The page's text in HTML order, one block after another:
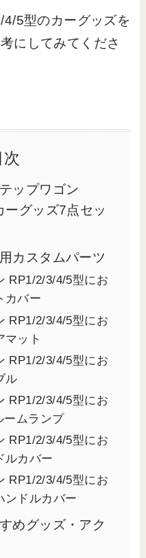
5型のカーグッズを
にしてみてくださ
次
ップワゴン
グッズ7点セッ
カスタムパーツ
RP1/2/3/4/5型にお
カバー
RP1/2/3/4/5型にお
マット
RP1/2/3/4/5型にお
ル
RP1/2/3/4/5型にお
ームランプ
RP1/2/3/4/5型にお
ルカバー
RP1/2/3/4/5型にお
ンドルカバー
めグッズ・アク